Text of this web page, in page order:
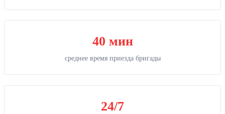
40 мин
среднее время приезда бригады
24/7